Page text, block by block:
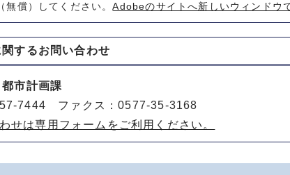
無償）してください。Adobeのサイトへ新しいウィンドウ
するお問い合わせ
市計画課
7444 ファクス：0577-35-3168
せは専用フォームをご利用ください。